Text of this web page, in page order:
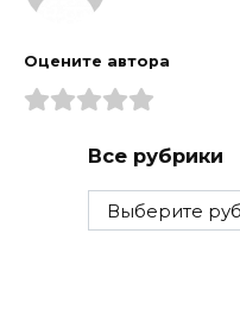
Оцените автора
Все рубрики
Все
рубрики